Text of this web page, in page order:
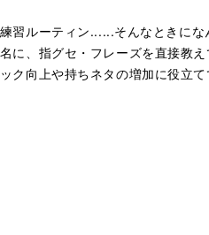
習ルーティン......そんなときに
、指グセ・フレーズを直接教
向上や持ちネタの増加に役立て